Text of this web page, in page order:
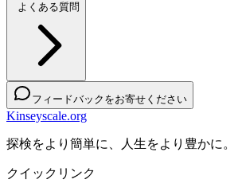
よくある質問
フィードバックをお寄せください
Kinseyscale.org
探検をより簡単に、人生をより豊かに。
クイックリンク